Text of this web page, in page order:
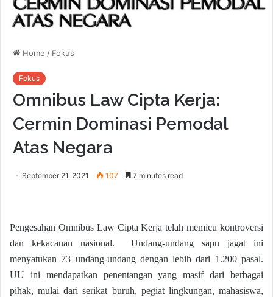
Home / Fokus
Fokus
Omnibus Law Cipta Kerja:
Cermin Dominasi Pemodal
Atas Negara
September 21, 2021 107 7 minutes read
Pengesahan Omnibus Law Cipta Kerja telah memicu kontroversi
dan kekacauan nasional. Undang-undang sapu jagat ini
menyatukan 73 undang-undang dengan lebih dari 1.200 pasal.
UU ini mendapatkan penentangan yang masif dari berbagai
pihak, mulai dari serikat buruh, pegiat lingkungan, mahasiswa,